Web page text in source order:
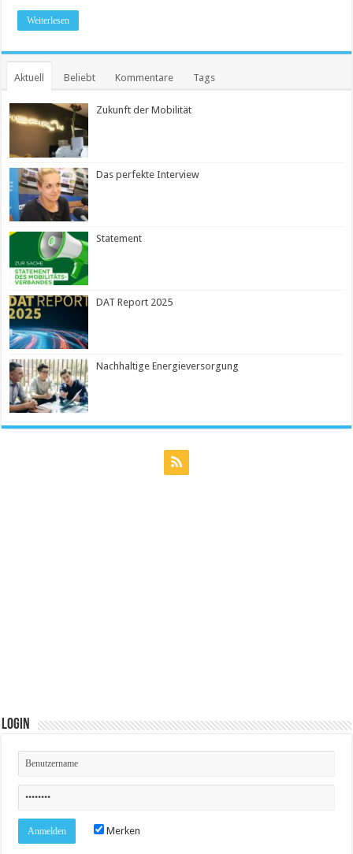
Weiterlesen
Aktuell Beliebt Kommentare Tags
Zukunft der Mobilität
Das perfekte Interview
Statement
DAT Report 2025
Nachhaltige Energieversorgung
Login
Merken